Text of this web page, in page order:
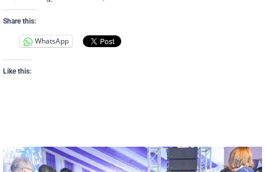
Share this:
WhatsApp
Like this: